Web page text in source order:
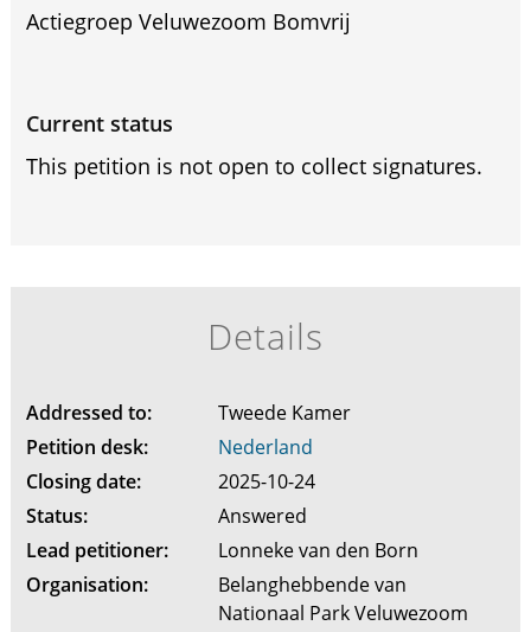
Actiegroep Veluwezoom Bomvrij
Current status
This petition is not open to collect signatures.
Details
Addressed to:
Tweede Kamer
Petition desk:
Nederland
Closing date:
2025-10-24
Status:
Answered
Lead petitioner:
Lonneke van den Born
Organisation:
Belanghebbende van
Nationaal Park Veluwezoom